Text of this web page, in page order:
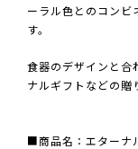
ーラル色とのコンビ
す。
食器のデザインと合
ナルギフトなどの贈
■商品名：エターナ